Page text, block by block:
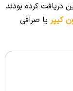
دریافت کرده بودند
کیپر یا صرافی